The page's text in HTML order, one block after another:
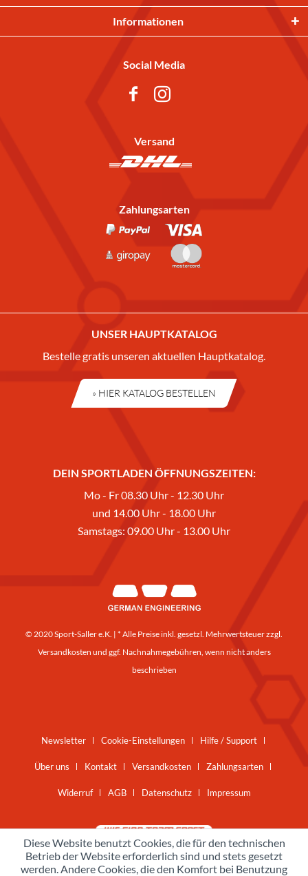
Informationen
Social Media
Versand
Zahlungsarten
UNSER HAUPTKATALOG
Bestelle gratis unseren aktuellen Hauptkatalog.
» HIER KATALOG BESTELLEN
DEIN SPORTLADEN ÖFFNUNGSZEITEN:
Mo - Fr 08.30 Uhr - 12.30 Uhr
und 14.00 Uhr - 18.00 Uhr
Samstags: 09.00 Uhr - 13.00 Uhr
© 2020 Sport-Saller e.K. | * Alle Preise inkl. gesetzl. Mehrwertsteuer zzgl.
Versandkosten und ggf. Nachnahmegebühren, wenn nicht anders
beschrieben
Newsletter Cookie-Einstellungen Hilfe / Support
Über uns Kontakt Versandkosten Zahlungsarten
Widerruf AGB Datenschutz Impressum
Diese Website benutzt Cookies, die für den technischen
Betrieb der Website erforderlich sind und stets gesetzt
werden. Andere Cookies, die den Komfort bei Benutzung